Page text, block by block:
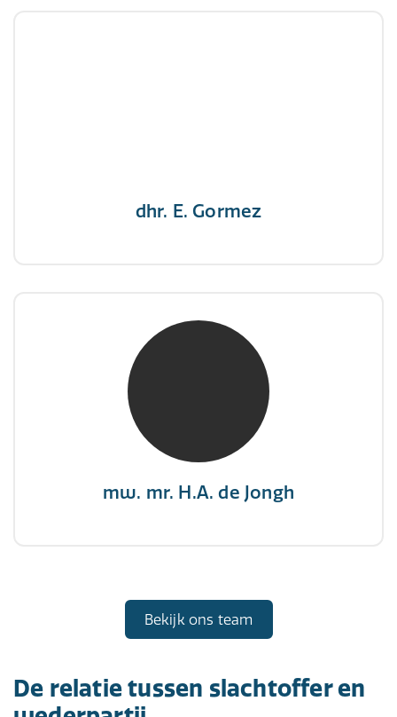
dhr. E. Gormez
mw. mr. H.A. de Jongh
mw. mr. H.A. de Jongh
NIVRE Register-Expert
"There is no elevator to succes, you need to
Bekijk ons team
De relatie tussen slachtoffer en